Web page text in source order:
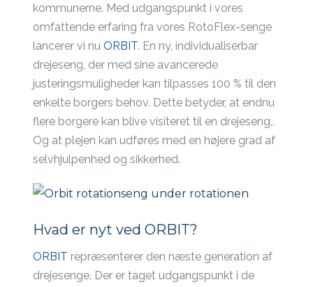
kommunerne. Med udgangspunkt i vores
omfattende erfaring fra vores RotoFlex-senge
lancerer vi nuORBIT. En ny, individualiserbar
drejeseng, der med sine avancerede
justeringsmuligheder kan tilpasses 100 % til den
enkelte borgers behov. Dette betyder, at endnu
flere borgere kan blive visiteret til en drejeseng,.
Og at plejen kan udføres med en højere grad af
selvhjulpenhed og sikkerhed.
Hvad er nyt ved ORBIT?
ORBIT repræsenterer den næste generation af
drejesenge. Der er taget udgangspunkt i de